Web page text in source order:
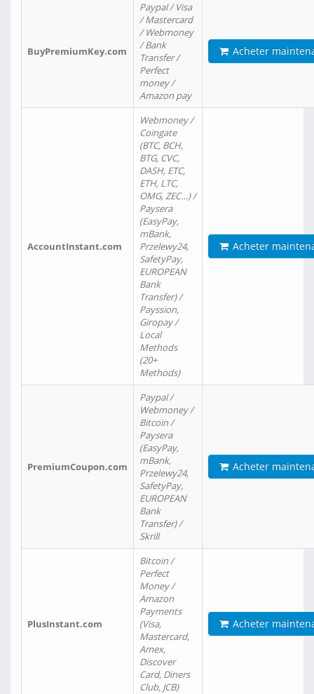
BuyPremiumKey.com
Paypal / Visa
/ Mastercard
/ Webmoney
/ Bank
Transfer /
Perfect
money /
Amazon pay
Acheter
AccountInstant.com
Webmoney /
Coingate
(BTC, BCH,
BTG, CVC,
DASH, ETC,
ETH, LTC,
OMG, ZEC…) /
Paysera
(EasyPay,
mBank,
Przelewy24,
SafetyPay,
EUROPEAN
Bank
Transfer) /
Payssion,
Giropay /
Local
Methods
(20+
Methods)
Acheter
PremiumCoupon.com
Paypal /
Webmoney /
Bitcoin /
Paysera
(EasyPay,
mBank,
Przelewy24,
SafetyPay,
EUROPEAN
Bank
Transfer) /
Skrill
Acheter
PlusInstant.com
Bitcoin /
Perfect
Money /
Amazon
Payments
(Visa,
Mastercard,
Amex,
Discover
Card, Diners
Club, JCB)
Acheter